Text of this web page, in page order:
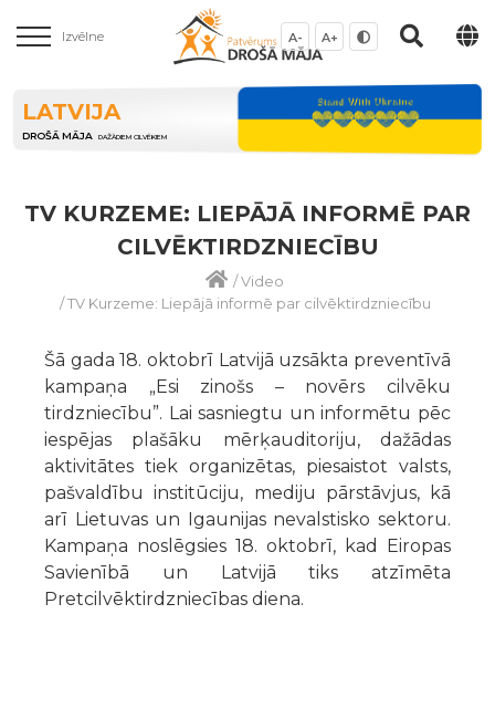
Izvēlne A- A+
LATVIJA
DROŠĀ MĀJA DAŽĀDIEM CILVĒKIEM
TV KURZEME: LIEPĀJĀ INFORMĒ PAR
CILVĒKTIRDZNIECĪBU
/Video
/TV Kurzeme: Liepājā informē par cilvēktirdzniecību
Šā gada 18. oktobrī Latvijā uzsākta preventīvā
kampaņa „Esi zinošs – novērs cilvēku
tirdzniecību”. Lai sasniegtu un informētu pēc
iespējas plašāku mērķauditoriju, dažādas
aktivitātes tiek organizētas, piesaistot valsts,
pašvaldību institūciju, mediju pārstāvjus, kā
arī Lietuvas un Igaunijas nevalstisko sektoru.
Kampaņa noslēgsies 18. oktobrī, kad Eiropas
Savienībā un Latvijā tiks atzīmēta
Pretcilvēktirdzniecības diena.